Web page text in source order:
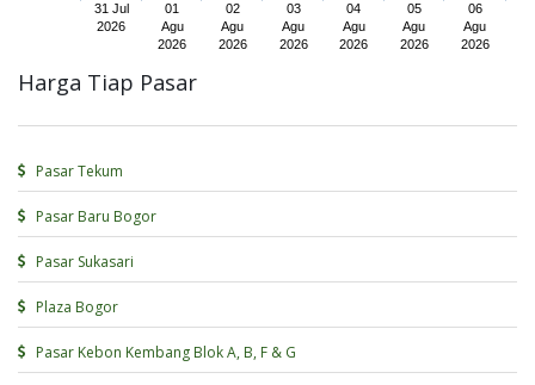
31 Jul
2026
01
Agu
2026
02
Agu
2026
03
Agu
2026
04
Agu
2026
05
Agu
2026
06
Agu
2026
Harga Tiap Pasar
Pasar Tekum
Pasar Baru Bogor
Pasar Sukasari
Plaza Bogor
Pasar Kebon Kembang Blok A, B, F & G